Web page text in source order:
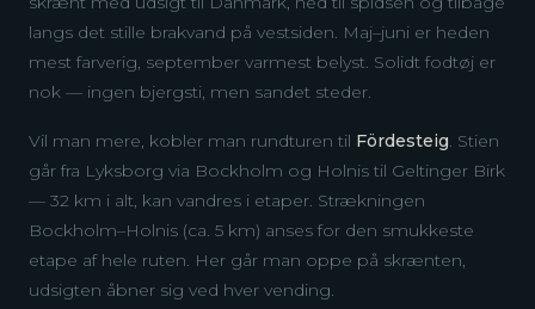
langs det stille brakvand på vestsiden. Maj–juni er heden
mest farverig, september varmest belyst. Solidt fodtøj er
nok — ingen bjergsti, men sandet steder.
Vil man mere, kobler man rundturen til Fördesteig. Stien
går fra Lyksborg via Bockholm og Holnis til Geltinger Birk
— 32 km i alt, kan vandres i etaper. Strækningen
Bockholm–Holnis (ca. 5 km) anses for den smukkeste
etape af hele ruten. Her går man oppe på skrænten,
udsigten åbner sig ved hver vending.